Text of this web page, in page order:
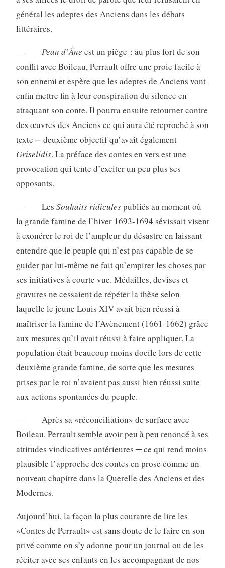
général les adeptes des Anciens dans les débats
littéraires.
— Peau d’Âne est un piège : au plus fort de son
conflit avec Boileau, Perrault offre une proie facile à
son ennemi et espère que les adeptes de Anciens vont
enfin mettre fin à leur conspiration du silence en
attaquant son conte. Il pourra ensuite retourner contre
des œuvres des Anciens ce qui aura été reproché à son
texte ─ deuxième objectif qu’avait également
Griselidis. La préface des contes en vers est une
provocation qui tente d’exciter un peu plus ses
opposants.
— Les Souhaits ridiculespubliés au moment où
la grande famine de l’hiver 1693-1694 sévissait visent
à exonérer le roi de l’ampleur du désastre en laissant
entendre que le peuple qui n’est pas capable de se
guider par lui-même ne fait qu’empirer les choses par
ses initiatives à courte vue. Médailles, devises et
gravures ne cessaient de répéter la thèse selon
laquelle le jeune Louis XIV avait bien réussi à
maîtriser la famine de l’Avènement (1661-1662) grâce
aux mesures qu’il avait réussi à faire appliquer. La
population était beaucoup moins docile lors de cette
deuxième grande famine, de sorte que les mesures
prises par le roi n’avaient pas aussi bien réussi suite
aux actions spontanées du peuple.
— Après sa «réconciliation» de surface avec
Boileau, Perrault semble avoir peu à peu renoncé à ses
attitudes vindicatives antérieures ─ ce qui rend moins
plausible l’approche des contes en prose comme un
nouveau chapitre dans la Querelle des Anciens et des
Modernes.
Aujourd’hui, la façon la plus courante de lire les
«Contes de Perrault» est sans doute de le faire en son
privé comme on s’y adonne pour un journal ou de les
réciter avec ses enfants en les accompagnant de nos